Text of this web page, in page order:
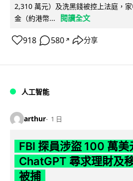
2,310 萬元）及洗黑錢被控上法庭，
金（約港幣...
閱讀全文
918 580 ↗ 分享
人工智能
arthur 1 日
FBI 探員涉盜 100 萬
ChatGPT 尋求理財及
被捕